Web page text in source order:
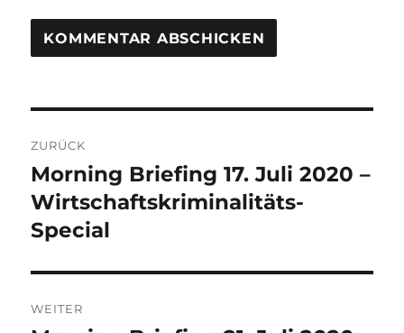
Navigation
ZURÜCK
Vorheriger
Beitrag:
Morning Briefing 17. Juli 2020 –
Wirtschaftskriminalitäts-
Special
WEITER